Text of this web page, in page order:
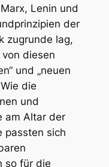
Lenin und
der
zugrunde lag,
diesen
und „neuen
die
und
am Altar der
passten sich
so für die